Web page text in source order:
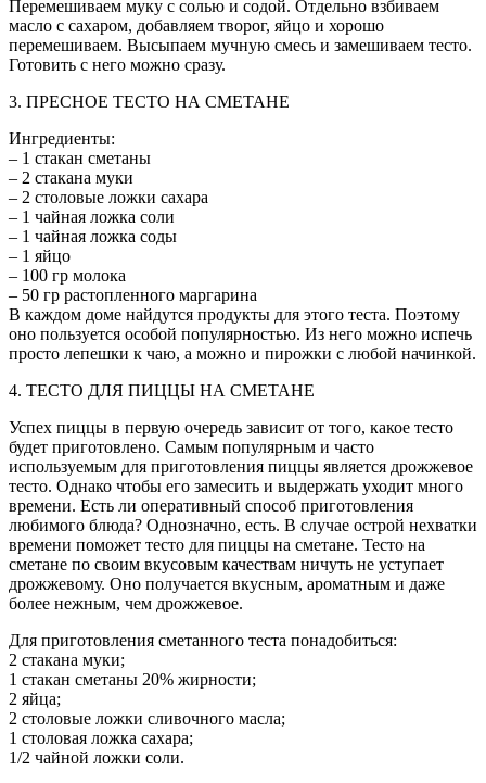
Перемешиваем муку с солью и содой. Отдельно взбиваем
масло с сахаром, добавляем творог, яйцо и хорошо
перемешиваем. Высыпаем мучную смесь и замешиваем тесто.
Готовить с него можно сразу.
3. ПРЕСНОЕ ТЕСТО НА СМЕТАНЕ
Ингредиенты:
– 1 стакан сметаны
– 2 стакана муки
– 2 столовые ложки сахара
– 1 чайная ложка соли
– 1 чайная ложка соды
– 1 яйцo
– 100 гр молока
– 50 гр растопленного маргарина
В каждом доме найдутся продукты для этого теста. Поэтому
оно пользуется особой популярностью. Из него можно испечь
просто лепешки к чаю, а можно и пирожки с любой начинкой.
4. ТЕСТО ДЛЯ ПИЦЦЫ НА СМЕТАНЕ
Успех пиццы в первую очередь зависит от того, какое тесто
будет приготовлено. Самым популярным и часто
используемым для приготовления пиццы является дрожжевое
тесто. Однако чтобы его замесить и выдержать уходит много
времени. Есть ли оперативный способ приготовления
любимого блюда? Однозначно, есть. В случае острой нехватки
времени поможет тесто для пиццы на сметане. Тесто на
сметане по своим вкусовым качествам ничуть не уступает
дрожжевому. Оно получается вкусным, ароматным и даже
более нежным, чем дрожжевое.
Для приготовления сметанного теста понадобиться:
2 стакана муки;
1 стакан сметаны 20% жирности;
2 яйца;
2 столовые ложки сливочного масла;
1 столовая ложка сахара;
1/2 чайной ложки соли.